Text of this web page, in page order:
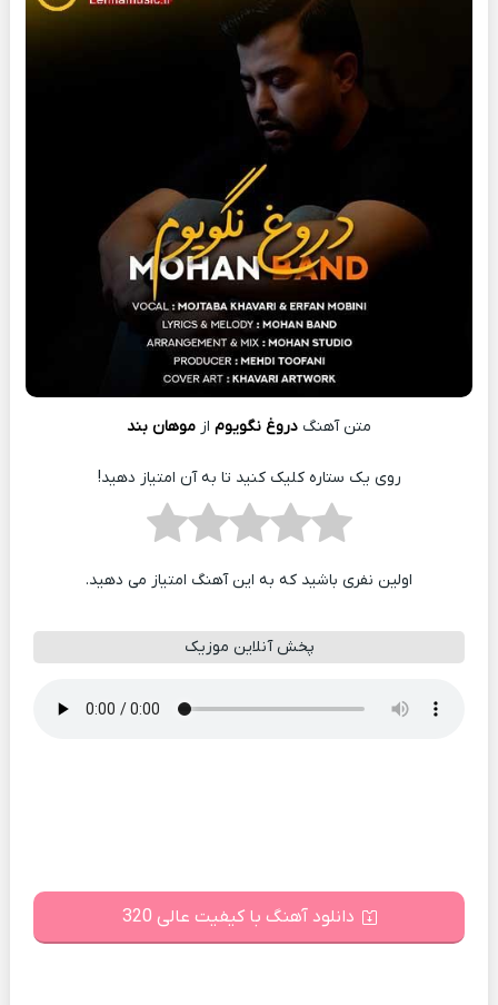
متن آهنگ دروغ نگویوم از موهان بند
روی یک ستاره کلیک کنید تا به آن امتیاز دهید!
اولین نفری باشید که به این آهنگ امتیاز می دهید.
پخش آنلاین موزیک
دانلود آهنگ با کیفیت عالی 320